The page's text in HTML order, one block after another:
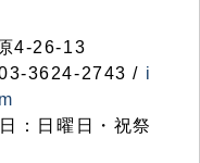
4-26-13
3624-2743 / i
：日曜日・祝祭